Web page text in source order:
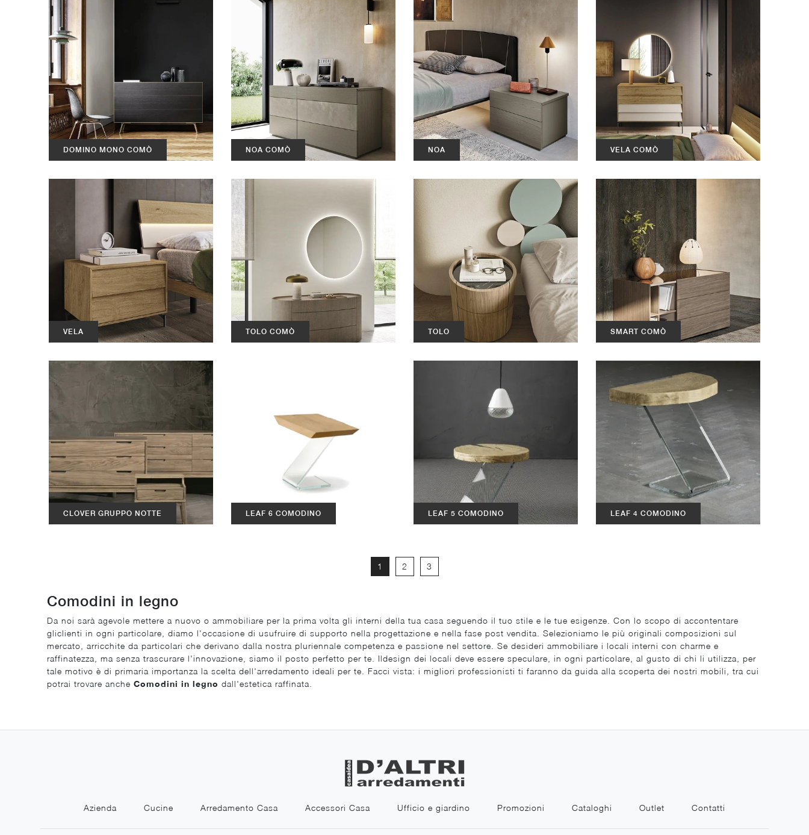
DOMINO MONO COMÒ NOA COMÒ NOA VELA COMÒ
VELA TOLO COMÒ TOLO SMART COMÒ
CLOVER GRUPPO NOTTE LEAF 6 COMODINO LEAF 5 COMODINO LEAF 4 COMODINO
1 2 3
Comodini in legno
Da noi sarà agevole mettere a nuovo o ammobiliare per la prima volta gli interni della tua casa seguendo il tuo stile e le tue esigenze. Con lo scopo di accontentare
gliclienti in ogni particolare, diamo l'occasione di usufruire di supporto nella progettazione e nella fase post vendita. Selezioniamo le più originali composizioni sul
mercato, arricchite da particolari che derivano dalla nostra pluriennale competenza e passione nel settore. Se desideri ammobiliare i locali interni con charme e
raffinatezza, ma senza trascurare l'innovazione, siamo il posto perfetto per te. Ildesign dei locali deve essere speculare, in ogni particolare, al gusto di chi li utilizza, per
tale motivo è di primaria importanza la scelta dell'arredamento ideali per te. Facci vista: i migliori professionisti ti faranno da guida alla scoperta dei nostri mobili, tra cui
potrai trovare anche Comodini in legno dall'estetica raffinata.
Azienda Cucine Arredamento Casa Accessori Casa Ufficio e giardino Promozioni Cataloghi Outlet Contatti